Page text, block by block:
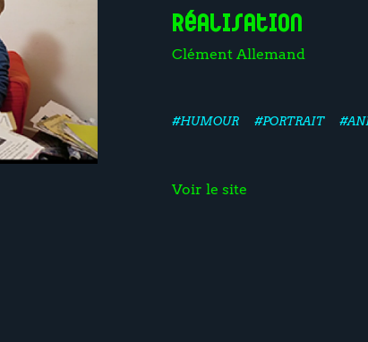
Réalisation
Clément Allemand
#HUMOUR #PORTRAIT
Voir le site